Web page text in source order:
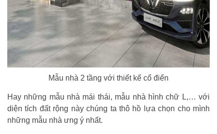
Mẫu nhà 2 tầng với thiết kế cổ điển
Hay những mẫu nhà mái thái, mẫu nhà hình chữ L,… với
diện tích đất rộng này chúng ta thô hồ lựa chọn cho mình
những mẫu nhà ưng ý nhất.